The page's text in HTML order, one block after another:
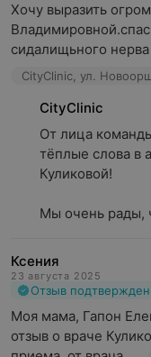
Хочу выразить
сидалищьного
CityClinic, ул.
CityClinic
От лица
тёплые слова в
Куликовой!
Мы очень рады,
Ксения
23 августа 2025
Отзыв подтвержден
Моя мама, Гапон
отзыв о враче